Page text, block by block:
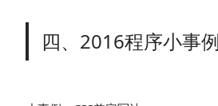
四、2016程序小事例